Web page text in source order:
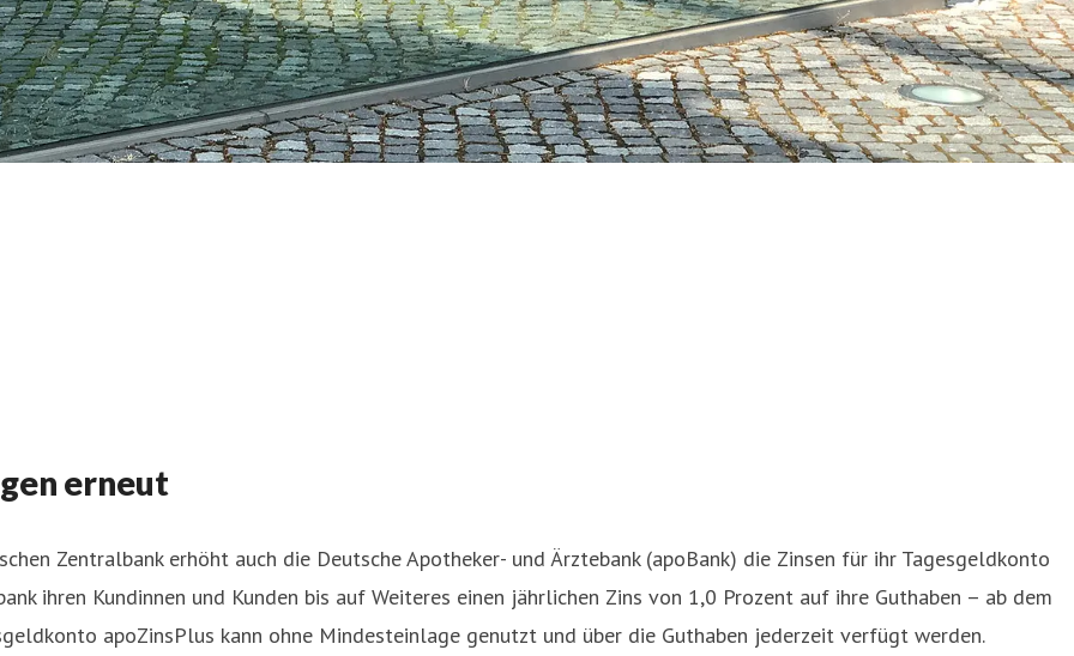
erneut
Zentralbank erhöht auch die Deutsche Apotheker- und Ärztebank (apoBank) die Zinsen für ihr Tagesgeldkonto
ihren Kundinnen und Kunden bis auf Weiteres einen jährlichen Zins von 1,0 Prozent auf ihre Guthaben – ab dem
apoZinsPlus kann ohne Mindesteinlage genutzt und über die Guthaben jederzeit verfügt werden.